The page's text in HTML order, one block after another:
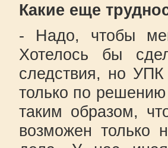
Какие еще
- Надо, чтобы
Хотелось бы
следствия, но
только по решению
таким образом,
возможен только